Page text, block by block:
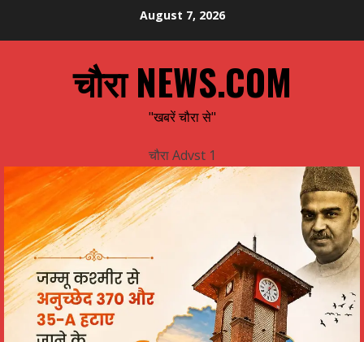
August 7, 2026
चौरा NEWS.COM
"खबरें चौरा से"
चौरा Advst 1